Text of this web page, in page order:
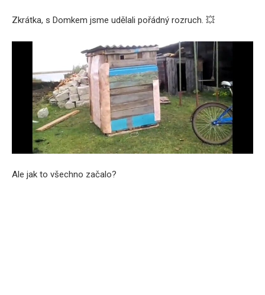
Zkrátka, s Domkem jsme udělali pořádný rozruch. 💥
Ale jak to všechno začalo?